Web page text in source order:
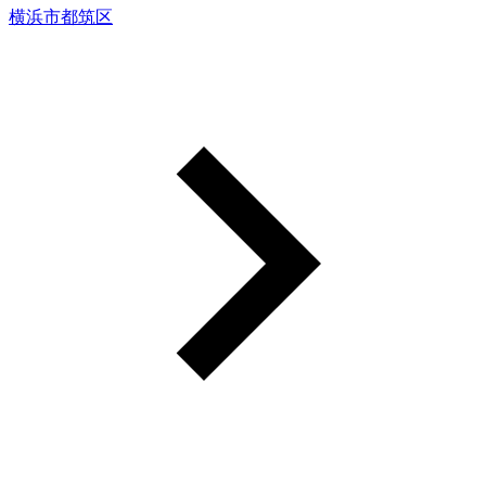
横浜市都筑区